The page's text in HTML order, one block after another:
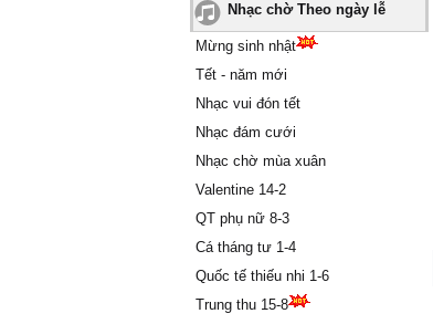
Nhạc chờ Theo ngày lễ
Mừng sinh nhật
Tết - năm mới
Nhạc vui đón tết
Nhạc đám cưới
Nhạc chờ mùa xuân
Valentine 14-2
QT phụ nữ 8-3
Cá tháng tư 1-4
Quốc tế thiếu nhi 1-6
Trung thu 15-8